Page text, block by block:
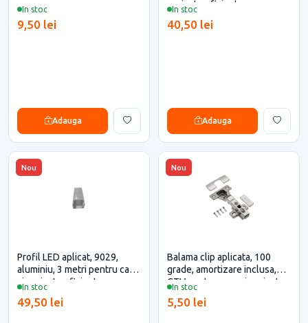
In stoc
9,50 lei
Adauga
In stoc
proiecte eficiente
40,50 lei
Adauga
Nou
In stoc
Profil LED aplicat, 9029,
aluminiu, 3 metri pentru casa
si proiecte eficiente
49,50 lei
Nou
In stoc
Balama clip aplicata, 100
grade, amortizare inclusa,
GTV pentru casa si proiecte
5,50 lei